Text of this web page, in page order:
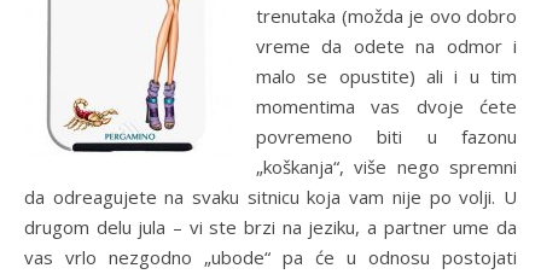
trenutaka (možda je ovo dobro
vreme da odete na odmor i
malo se opustite) ali i u tim
momentima vas dvoje ćete
povremeno biti u fazonu
„koškanja“, više nego spremni
da odreagujete na svaku sitnicu koja vam nije po volji. U
drugom delu jula – vi ste brzi na jeziku, a partner ume da
vas vrlo nezgodno „ubode“ pa će u odnosu postojati